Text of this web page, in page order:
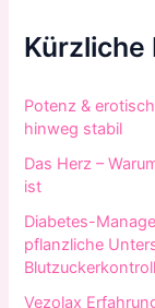
n
a
h
:
Kürzliche
Potenz &
hinweg stabil
Das Herz –
ist
Diabetes-
pflanzliche
Vezolax